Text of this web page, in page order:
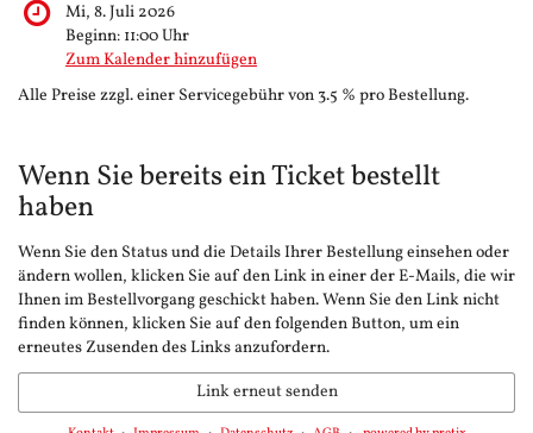
Mi, 8. Juli 2026
Beginn: 11:00Uhr
Zum Kalender hinzufügen
Alle Preise zzgl. einer Servicegebühr von 3.5 % pro Bestellung.
Wenn Sie bereits ein Ticket bestellt
haben
Wenn Sie den Status und die Details Ihrer Bestellung einsehen oder
ändern wollen, klicken Sie auf den Link in einer der E-Mails, die wir
Ihnen im Bestellvorgang geschickt haben. Wenn Sie den Link nicht
finden können, klicken Sie auf den folgenden Button, um ein
erneutes Zusenden des Links anzufordern.
Link erneut senden